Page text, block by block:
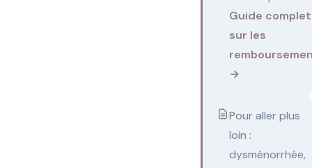
Guide complet
sur les
→
Pour aller plus
loin :
dysménorrhée,